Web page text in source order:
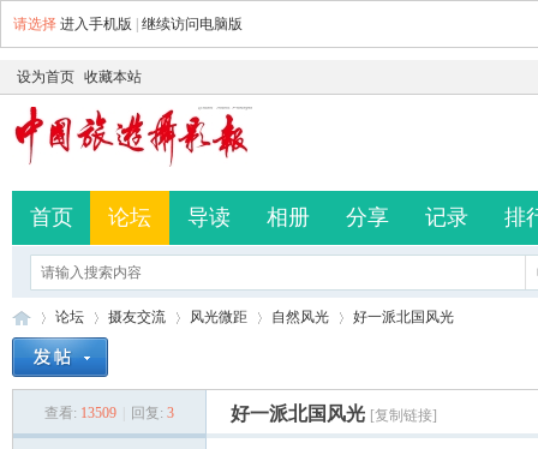
请选择 进入手机版 继续访问电脑版
设为首页 收藏本站
首页 论坛 导读 相册 分享 记录 排
论坛
›
摄友交流
›
风光微距
›
自然风光
›
好一派北国风光
查看: 13509 回复: 3 好一派北国风光 [复制链接]